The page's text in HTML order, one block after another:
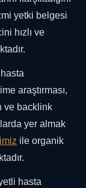
yetki belgesi
hızlı ve
araştırması,
ve backlink
yer almak
ile organik
hasta